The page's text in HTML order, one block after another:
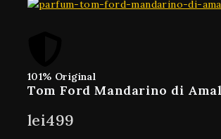
101% Original
Tom Ford Mandarino di
lei499